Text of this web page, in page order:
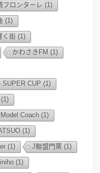
フロンターレ (1)
(1)
く街 (1)
かわさきFM (1)
SUPER CUP (1)
(1)
Coach (1)
(1)
(1) J聯盟門票 (1)
(1)